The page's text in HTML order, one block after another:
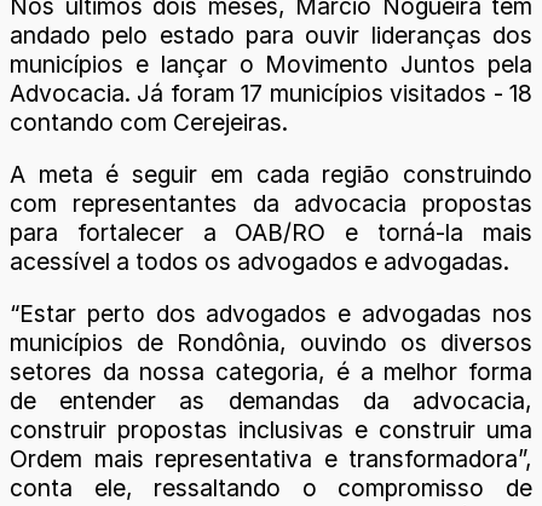
andado pelo estado para ouvir lideranças dos
municípios e lançar o Movimento Juntos pela
Advocacia. Já foram 17 municípios visitados - 18
contando com Cerejeiras.
A meta é seguir em cada região construindo
com representantes da advocacia propostas
para fortalecer a OAB/RO e torná-la mais
acessível a todos os advogados e advogadas.
“Estar perto dos advogados e advogadas nos
municípios de Rondônia, ouvindo os diversos
setores da nossa categoria, é a melhor forma
de entender as demandas da advocacia,
construir propostas inclusivas e construir uma
Ordem mais representativa e transformadora”,
conta ele, ressaltando o compromisso de